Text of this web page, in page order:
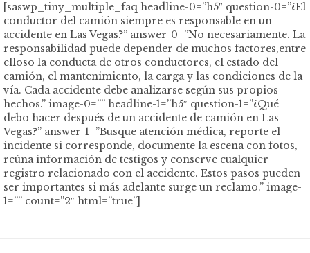
[saswp_tiny_multiple_faq headline-0=”h5″ question-0=”¿El
conductor del camión siempre es responsable en un
accidente en Las Vegas?” answer-0=”No necesariamente. La
responsabilidad puede depender de muchos factores,entre
elloso la conducta de otros conductores, el estado del
camión, el mantenimiento, la carga y las condiciones de la
vía. Cada accidente debe analizarse según sus propios
hechos.” image-0=”” headline-1=”h5″ question-1=”¿Qué
debo hacer después de un accidente de camión en Las
Vegas?” answer-1=”Busque atención médica, reporte el
incidente si corresponde, documente la escena con fotos,
reúna información de testigos y conserve cualquier
registro relacionado con el accidente. Estos pasos pueden
ser importantes si más adelante surge un reclamo.” image-
1=”” count=”2″ html=”true”]